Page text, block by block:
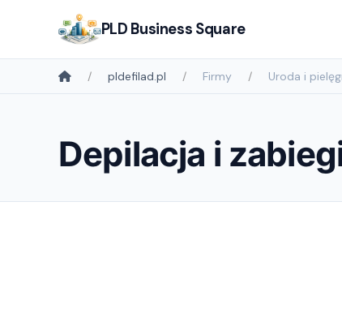
PLD Business Square
pldefilad.pl Firmy Uroda i
Depilacja i